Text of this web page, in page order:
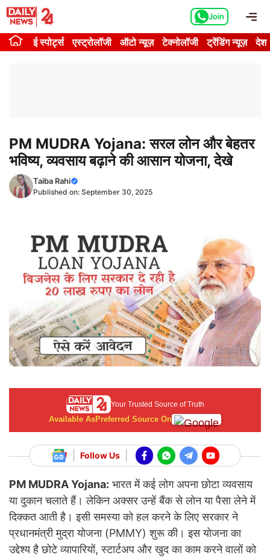
Skip
content
Join
ई स्पोर्ट्स एस्ट्रोलॉजी ऑटो न्यूज़ टेक्नोलॉजी ट्रेंडिंग न्यूज़ देश
PM MUDRA Yojana: सरल लोन और बेहतर
भविष्य, व्यवसाय बढ़ाने की आसान योजना, देखे
Taiba Rahi
Published on: September 30, 2025
Your Trusted Source of Truth
Available AsPreferred Source On
Follow Us
PM MUDRA Yojana: भारत में कई लोग अपना छोटा व्यवसाय
या दुकान चलाते हैं। लेकिन अक्सर उन्हें बैंक से लोन या पैसा लेने में
दिक्कत आती है। इसी समस्या को हल करने के लिए सरकार ने
प्रधानमंत्री मुद्रा योजना (PMMY) शुरू की। इस योजना का
उद्देश्य है छोटे व्यापारियों, स्टार्टअप और खुद का काम करने वालों को